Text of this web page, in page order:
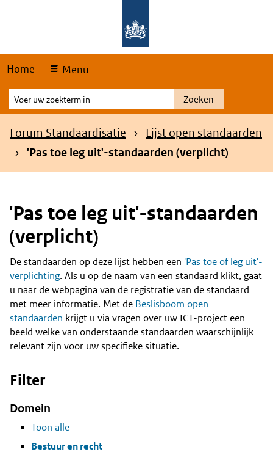
Home Menu
Voer
uw
zoekterm
Zoeken
Kruimelpad
Forum Standaardisatie
Lijst open standaarden
'Pas toe leg uit'-standaarden (verplicht)
'Pas toe leg uit'-standaarden
(verplicht)
Content
De standaarden op deze lijst hebben een 'Pas toe of leg uit'-
verplichting. Als u op de naam van een standaard klikt, gaat
u naar de webpagina van de registratie van de standaard
met meer informatie. Met de Beslisboom open
standaarden krijgt u via vragen over uw ICT-project een
beeld welke van onderstaande standaarden waarschijnlijk
relevant zijn voor uw specifieke situatie.
Filter
Domein
Toon alle
Bestuur en recht